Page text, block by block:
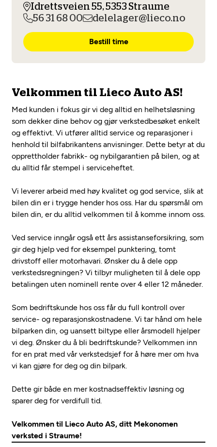
Diagnose/Feilsøking
Se alle (52) tjenester her
Les mer
Mekonomen Fleet
Les mer
Fritt verkstedvalg
Mobilitetsgaranti
Opprett en konto
Idrettsveien 55, 5353 Straume
56 31 68 00
delelager@lieco.no
Bestill time
Velkommen til Lieco Auto AS!
Med kunden i fokus gir vi deg alltid en helhetsløsning
som dekker dine behov og gjør verkstedbesøket enkelt
og effektivt. Vi utfører alltid service og reparasjoner i
henhold til bilfabrikantens anvisninger. Dette betyr at du
opprettholder fabrikk- og nybilgarantien på bilen, og at
du alltid får stempel i serviceheftet.
Vi leverer arbeid med høy kvalitet og god service, slik at
bilen din er i trygge hender hos oss. Har du spørsmål om
bilen din, er du alltid velkommen til å komme innom oss.
Ved service inngår også ett års assistanseforsikring, som
gir deg hjelp ved for eksempel punktering, tomt
drivstoff eller motorhavari. Ønsker du å dele opp
verkstedsregningen? Vi tilbyr muligheten til å dele opp
betalingen uten nominell rente over 4 eller 12 måneder.
Som bedriftskunde hos oss får du full kontroll over
service- og reparasjonskostnadene. Vi tar hånd om hele
bilparken din, og uansett biltype eller årsmodell hjelper
vi deg. Ønsker du å bli bedriftskunde? Velkommen inn
for en prat med vår verkstedsjef for å høre mer om hva
vi kan gjøre for deg og din bilpark.
Dette gir både en mer kostnadseffektiv løsning og
sparer deg for verdifull tid.
Velkommen til Lieco Auto AS, ditt Mekonomen
verksted i Straume!